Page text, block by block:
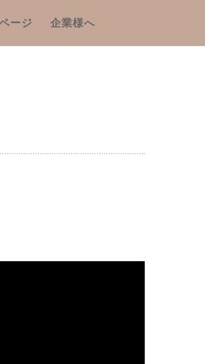
ージ 企業様へ